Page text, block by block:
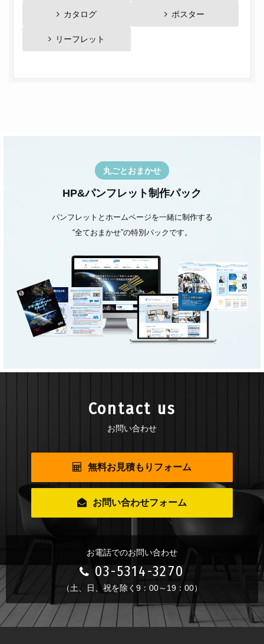
カタログ ポスター
リーフレット
丸ごとおまかせ
HP&パンフレット制作パック
パンフレットとホームページを一緒に制作する
“全ておまかせ”の特別パックです。
Contact us
お問い合わせ
無料お見積もりフォーム
お問い合わせフォーム
お電話でのお問い合わせ
03-5314-3270
（土、日、祝を除く9：00～19：00）